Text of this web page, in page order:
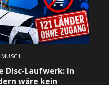
MUSC1
Disc-Laufwerk: In
wäre kein